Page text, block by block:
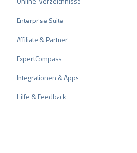
Bewertungen teilen
Negative Bewertungen
Schlichtungsverfahren
Tipps zu Bewertungen
Interne Umfragen
Bewertungssiegel
Auszeichnungen
Enterprise Suite
Affiliate & Partner
Partnerprogramm
Empfehlung
ExpertCompass
Integrationen & Apps
CMS-Plugins
Hilfe & Feedback